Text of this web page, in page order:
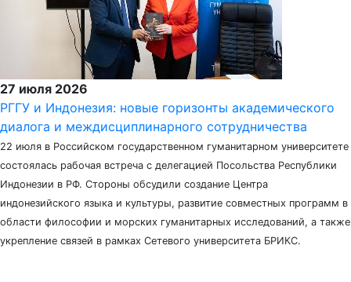
27 июля 2026
РГГУ и Индонезия: новые горизонты академического
диалога и междисциплинарного сотрудничества
22 июля в Российском государственном гуманитарном университете
состоялась рабочая встреча с делегацией Посольства Республики
Индонезии в РФ. Стороны обсудили создание Центра
индонезийского языка и культуры, развитие совместных программ в
области философии и морских гуманитарных исследований, а также
укрепление связей в рамках Сетевого университета БРИКС.